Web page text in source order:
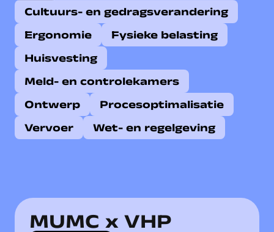
Cultuurs- en gedragsverandering
Ergonomie
Fysieke belasting
Huisvesting
Meld- en controlekamers
Ontwerp
Procesoptimalisatie
Vervoer
Wet- en regelgeving
MUMC x VHP